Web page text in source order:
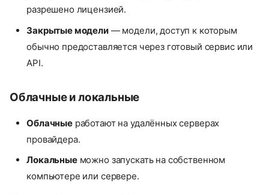
разрешено лицензией.
Закрытые модели— модели, доступ к которым
обычно предоставляется через готовый сервис или
API.
Облачные и локальные
Облачныеработают на удалённых серверах
провайдера.
Локальныеможно запускать на собственном
компьютере или сервере.